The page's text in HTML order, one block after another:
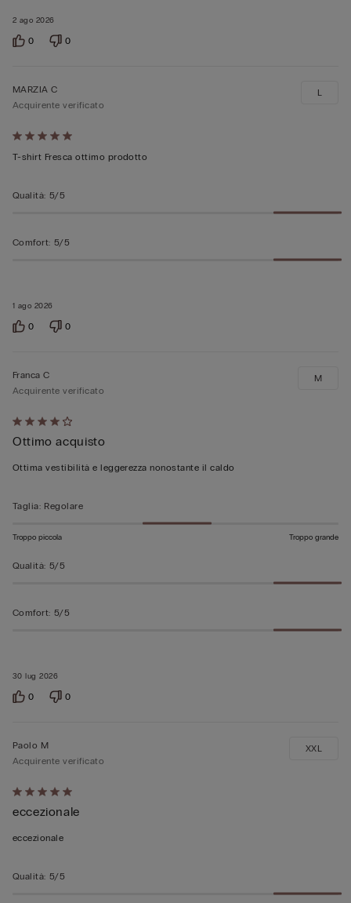
2 ago 2026
0 0
Valutato
5
5
1 ago 2026
MARZIA C
Acquirente verificato
T-shirt Fresca ottimo prodotto
L
Qualità: 5/5
Comfort: 5/5
0 0
Valutato
4
su
30 lug 2026
Franca C
Acquirente verificato
Ottimo acquisto
Ottima vestibilità e leggerezza nonostante il caldo
M
Taglia: Regolare
Troppo piccola Troppo grande
Qualità: 5/5
Comfort: 5/5
0 0
Valutato
5
su
Paolo M
Acquirente verificato
eccezionale
eccezionale
XXL
Qualità: 5/5